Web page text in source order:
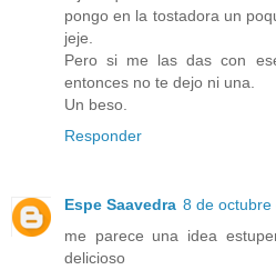
pongo en la tostadora un
jeje.
Pero si me las das con
entonces no te dejo ni una.
Un beso.
Responder
Espe Saavedra 8 de octubre
me parece una idea
delicioso